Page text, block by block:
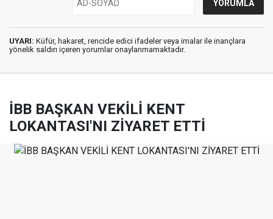
UYARI: Küfür, hakaret, rencide edici ifadeler veya imalar ile inançlara
yönelik saldırı içeren yorumlar onaylanmamaktadır.
İBB BAŞKAN VEKİLİ KENT
LOKANTASI'NI ZİYARET ETTİ